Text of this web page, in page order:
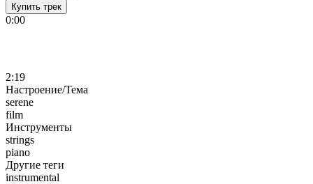
Купить трек
0:00
2:19
Настроение/Тема
serene
film
Инструменты
strings
piano
Другие теги
instrumental